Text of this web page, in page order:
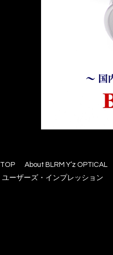
TOP About BLRM Y’z OPTICAL
ユーザーズ・インプレッション